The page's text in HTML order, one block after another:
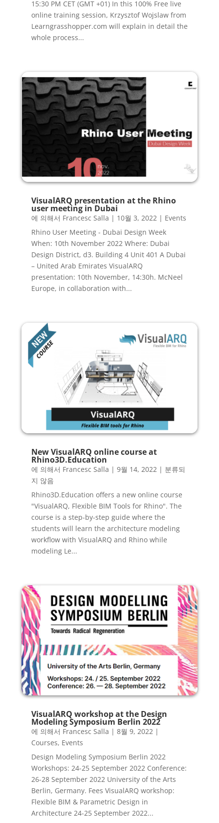
15:30 PM CET (GMT +01) In this 100% Free live
online training session, Krzysztof Wojslaw from
Learngrasshopper.com will explain in detail the
whole process...
VisualARQ presentation at the Rhino
user meeting in Dubai
에 의해서 Francesc Salla | 10월 3, 2022| Events
Rhino User Meeting - Dubai Design Week
When: 10th November 2022 Where: Dubai
Design District, d3. Building 4 Unit 401 A Dubai
– United Arab Emirates VisualARQ
presentation: 10th November, 14:30h. McNeel
Europe, in collaboration with...
New VisualARQ online course at
Rhino3D.Education
에 의해서 Francesc Salla | 9월 14, 2022 | 분류되
지 않음
Rhino3D.Education offers a new online course
"VisualARQ, Flexible BIM Tools for Rhino". The
course is a step-by-step guide where the
students will learn the architecture modeling
workflow with VisualARQ and Rhino while
modeling Le...
VisualARQ workshop at the Design
Modeling Symposium Berlin 2022
에 의해서 Francesc Salla | 8월 9, 2022|
Courses, Events
Design Modeling Symposium Berlin 2022
Workshops: 24-25 September 2022 Conference:
26-28 September 2022 University of the Arts
Berlin, Germany. Fees VisualARQ workshop:
Flexible BIM & Parametric Design in
Architecture 24-25 September 2022...